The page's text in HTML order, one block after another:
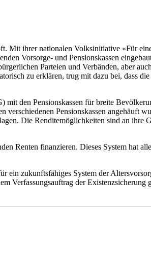
Mit ihrer nationalen Volksinitiative «Für
Vorsorge- und Pensionskassen
Parteien und Verbänden, aber
zu erklären, trug mit dazu bei, dass
den Pensionskassen für breite
Pensionskassen angehäuft
Die Renditemöglichkeiten sind an ihre
Renten finanzieren. Dieses System hat
zukunftsfähiges System der
Verfassungsauftrag der